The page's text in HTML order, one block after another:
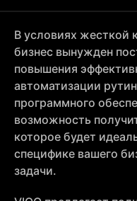
В условиях жесткой
бизнес вынужден
повышения
автоматизации
программного
возможность
которое будет
специфике вашего
задачи.